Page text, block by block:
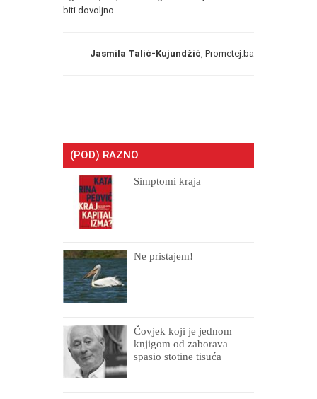
biti dovoljno.
Jasmila Talić-Kujundžić , Prometej.ba
(POD) RAZNO
Simptomi kraja
Ne pristajem!
Čovjek koji je jednom
knjigom od zaborava
spasio stotine tisuća